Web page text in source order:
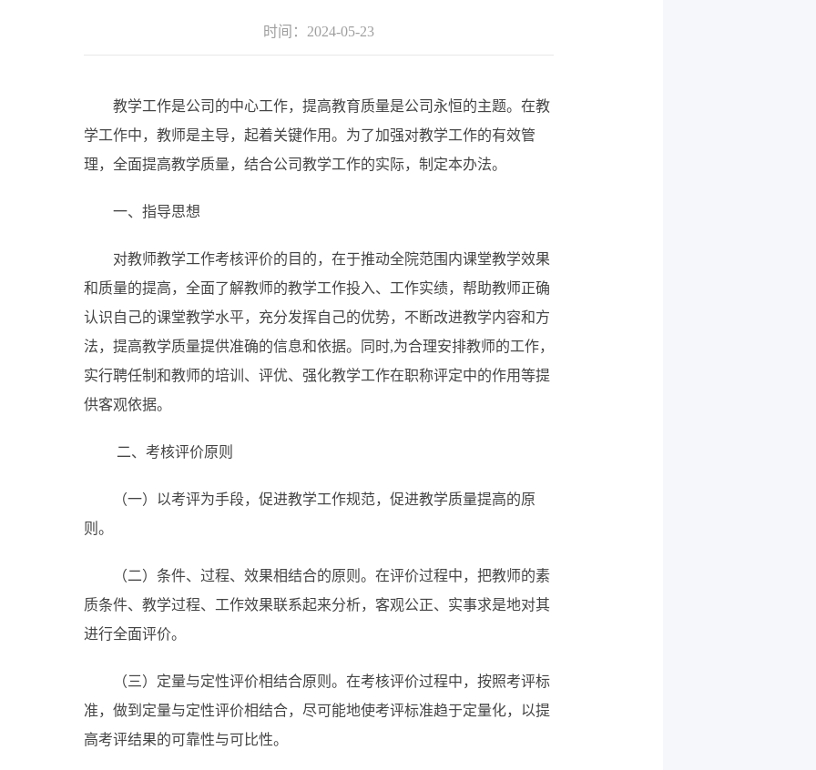
时间：2024-05-23
教学工作是公司的中心工作，提高教育质量是公司永恒的主题。在教
学工作中，教师是主导，起着关键作用。为了加强对教学工作的有效管
理，全面提高教学质量，结合公司教学工作的实际，制定本办法。
一、指导思想
对教师教学工作考核评价的目的，在于推动全院范围内课堂教学效果
和质量的提高，全面了解教师的教学工作投入、工作实绩，帮助教师正确
认识自己的课堂教学水平，充分发挥自己的优势，不断改进教学内容和方
法，提高教学质量提供准确的信息和依据。同时,为合理安排教师的工作，
实行聘任制和教师的培训、评优、强化教学工作在职称评定中的作用等提
供客观依据。
二、考核评价原则
（一）以考评为手段，促进教学工作规范，促进教学质量提高的原
则。
（二）条件、过程、效果相结合的原则。在评价过程中，把教师的素
质条件、教学过程、工作效果联系起来分析，客观公正、实事求是地对其
进行全面评价。
（三）定量与定性评价相结合原则。在考核评价过程中，按照考评标
准，做到定量与定性评价相结合，尽可能地使考评标准趋于定量化，以提
高考评结果的可靠性与可比性。